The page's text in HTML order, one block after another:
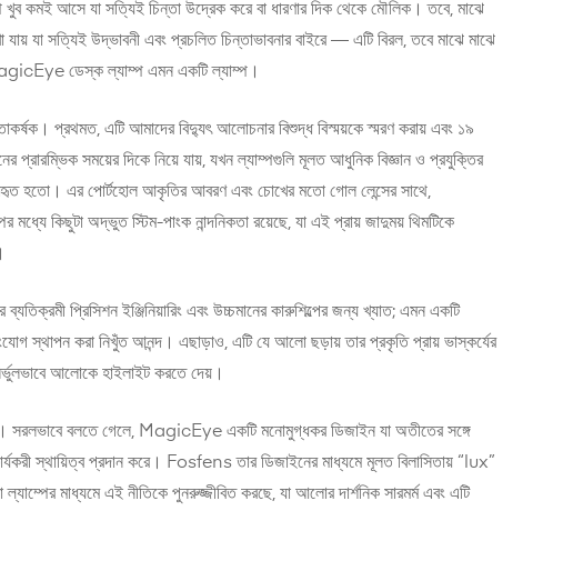
কমই আসে যা সত্যিই চিন্তা উদ্রেক করে বা ধারণার দিক থেকে মৌলিক। তবে, মাঝে
যা সত্যিই উদ্ভাবনী এবং প্রচলিত চিন্তাভাবনার বাইরে — এটি বিরল, তবে মাঝে মাঝে
ডেস্ক ল্যাম্প এমন একটি ল্যাম্প।
প্রথমত, এটি আমাদের বিদ্যুৎ আলোচনার বিশুদ্ধ বিস্ময়কে স্মরণ করায় এবং ১৯
প্রারম্ভিক সময়ের দিকে নিয়ে যায়, যখন ল্যাম্পগুলি মূলত আধুনিক বিজ্ঞান ও প্রযুক্তির
হতো। এর পোর্টহোল আকৃতির আবরণ এবং চোখের মতো গোল লেন্সের সাথে,
কিছুটা অদ্ভুত স্টিম-পাংক নান্দনিকতা রয়েছে, যা এই প্রায় জাদুময় থিমটিকে
প্রিসিশন ইঞ্জিনিয়ারিং এবং উচ্চমানের কারুশিল্পের জন্য খ্যাত; এমন একটি
সংযোগ স্থাপন করা নিখুঁত আনন্দ। এছাড়াও, এটি যে আলো ছড়ায় তার প্রকৃতি প্রায় ভাস্কর্যের
আলোকে হাইলাইট করতে দেয়।
সরলভাবে বলতে গেলে, MagicEye একটি মনোমুগ্ধকর ডিজাইন যা অতীতের সঙ্গে
স্থায়িত্ব প্রদান করে। Fosfens তার ডিজাইনের মাধ্যমে মূলত বিলাসিতায় “lux”
মাধ্যমে এই নীতিকে পুনরুজ্জীবিত করছে, যা আলোর দার্শনিক সারমর্ম এবং এটি